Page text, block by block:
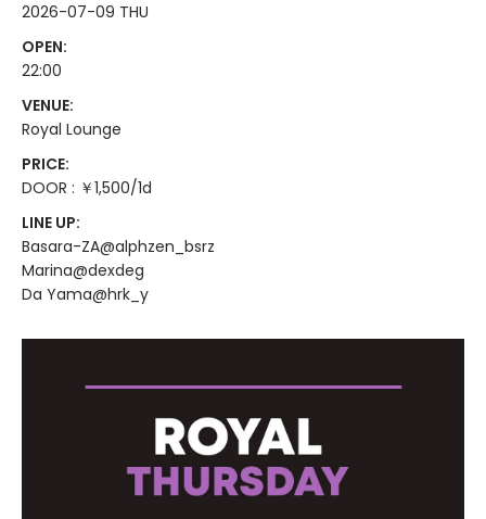
2026-07-09 THU
OPEN:
22:00
VENUE:
Royal Lounge
PRICE:
DOOR : ￥1,500/1d
LINE UP:
Basara-ZA@alphzen_bsrz
Marina@dexdeg
Da Yama@hrk_y